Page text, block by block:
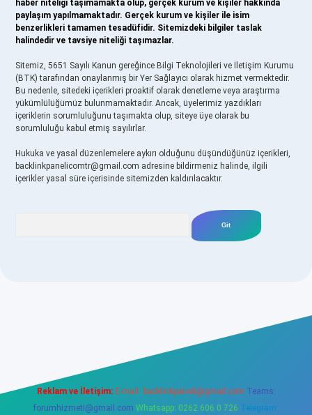
haber niteliği taşımamakta olup, gerçek kurum ve kişiler hakkında
paylaşım yapılmamaktadır. Gerçek kurum ve kişiler ile isim
benzerlikleri tamamen tesadüfidir. Sitemizdeki bilgiler taslak
halindedir ve tavsiye niteliği taşımazlar.
Sitemiz, 5651 Sayılı Kanun gereğince Bilgi Teknolojileri ve İletişim Kurumu
(BTK) tarafından onaylanmış bir Yer Sağlayıcı olarak hizmet vermektedir.
Bu nedenle, sitedeki içerikleri proaktif olarak denetleme veya araştırma
yükümlülüğümüz bulunmamaktadır. Ancak, üyelerimiz yazdıkları
içeriklerin sorumluluğunu taşımakta olup, siteye üye olarak bu
sorumluluğu kabul etmiş sayılırlar.
Hukuka ve yasal düzenlemelere aykırı olduğunu düşündüğünüz içerikleri,
backlinkpanelicomtr@gmail.com adresine bildirmeniz halinde, ilgili
içerikler yasal süre içerisinde sitemizden kaldırılacaktır.
Reklam ve İletişim: E-mail: backlinkpaneli@gmail.com Teams:
forumhizmeti@gmail.com Whatsapp: 0262 606 0 726 Telegram: